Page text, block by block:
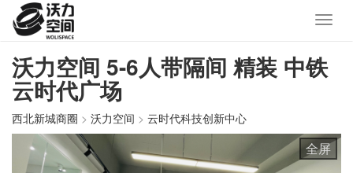
沃力空间 5-6人带隔间 精装 中铁
云时代广场
西北新城商圈 > 沃力空间 > 云时代科技创新中心
全屏